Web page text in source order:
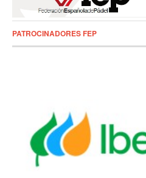
PATROCINADORES FEP